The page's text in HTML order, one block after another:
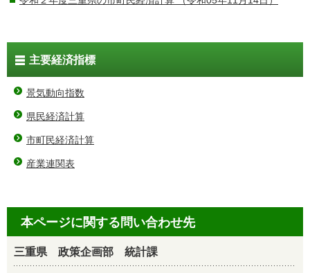
主要経済指標
景気動向指数
県民経済計算
市町民経済計算
産業連関表
本ページに関する問い合わせ先
三重県 政策企画部 統計課